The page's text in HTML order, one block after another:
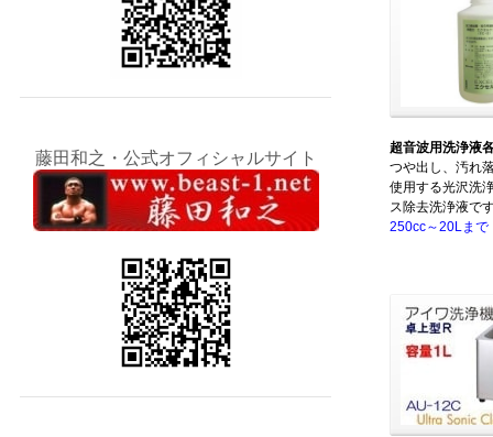
超音波用洗浄液
つや出し、汚れ
使用する光沢洗
ス除去洗浄液で
250cc～20Lまで
藤田和之・公式オフィシャルサイト